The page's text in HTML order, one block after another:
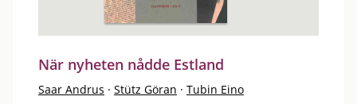
När nyheten nådde Estland
Saar Andrus · Stütz Göran · Tubin Eino